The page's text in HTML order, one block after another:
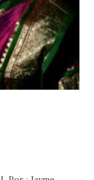
nos últimos dois
exigir mudanças.
suas vozes